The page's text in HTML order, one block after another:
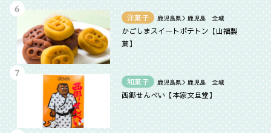
洋菓子 鹿児島県＞鹿児島 全域
かごしまスイートポテトン【山福製
菓】
和菓子 鹿児島県＞鹿児島 全域
西郷せんべい【本家文旦堂】